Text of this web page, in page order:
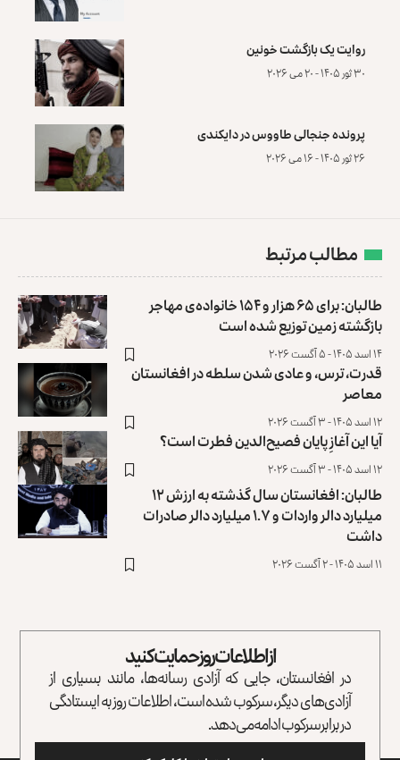
روایت یک بازگشت خونین
۳۰ ثور ۱۴۰۵ - ۲۰ می ۲۰۲۶
پرونده‌ جنجالی طاووس در دایکندی
۲۶ ثور ۱۴۰۵ - ۱۶ می ۲۰۲۶
مطالب مرتبط
طالبان: برای ۶۵ هزار و ۱۵۴ خانواده‌ی مهاجر
بازگشته زمین توزیع ‏شده است
۱۴ اسد ۱۴۰۵ - ۵ آگست ۲۰۲۶
قدرت، ترس، و عادی ‌شدن سلطه در افغانستان
معاصر
۱۲ اسد ۱۴۰۵ - ۳ آگست ۲۰۲۶
آیا این آغازِ پایان فصیح‌الدین فطرت است؟
۱۲ اسد ۱۴۰۵ - ۳ آگست ۲۰۲۶
طالبان: افغانستان سال گذشته به ارزش ۱۲
میلیارد دالر واردات و ۱.۷ میلیارد دالر صادرات
داشت
۱۱ اسد ۱۴۰۵ - ۲ آگست ۲۰۲۶
از اطلاعات روز حمایت کنید
در افغانستان، جایی که آزادی رسانه‌ها، مانند بسیاری از
آزادی‌های دیگر، سرکوب شده است، اطلاعات روز به ایستادگی
در برابر سرکوب ادامه می‌دهد.